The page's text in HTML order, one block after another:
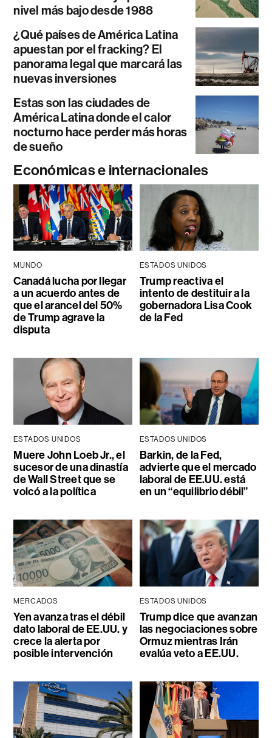
nivel más bajo desde 1988
¿Qué países de América Latina
apuestan por el fracking? El
panorama legal que marcará las
nuevas inversiones
Estas son las ciudades de
América Latina donde el calor
nocturno hace perder más horas
de sueño
Económicas e internacionales
MUNDO
Canadá lucha por llegar
a un acuerdo antes de
que el arancel del 50%
de Trump agrave la
disputa
ESTADOS UNIDOS
Trump reactiva el
intento de destituir a la
gobernadora Lisa Cook
de la Fed
ESTADOS UNIDOS
Muere John Loeb Jr., el
sucesor de una dinastía
de Wall Street que se
volcó a la política
ESTADOS UNIDOS
Barkin, de la Fed,
advierte que el mercado
laboral de EE.UU. está
en un “equilibrio débil”
MERCADOS
Yen avanza tras el débil
dato laboral de EE.UU. y
crece la alerta por
posible intervención
ESTADOS UNIDOS
Trump dice que avanzan
las negociaciones sobre
Ormuz mientras Irán
evalúa veto a EE.UU.